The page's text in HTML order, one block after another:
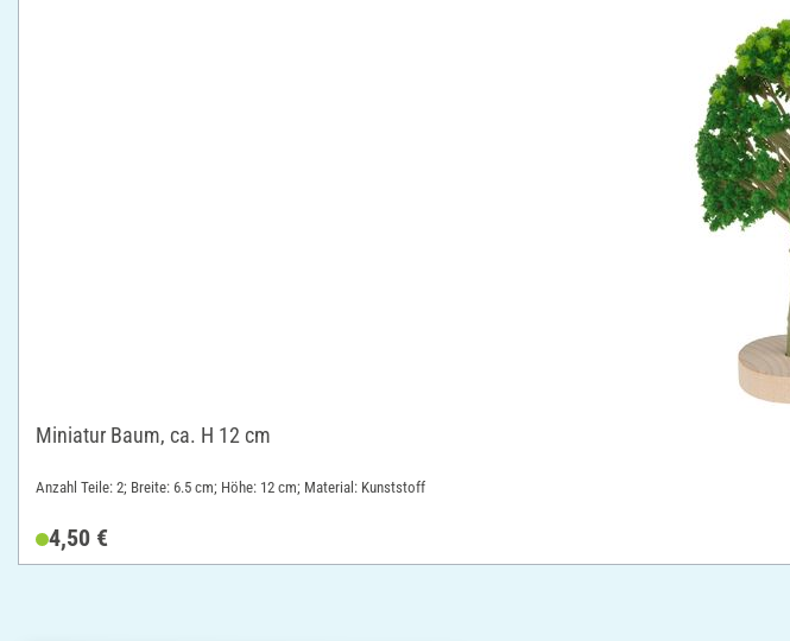
Miniatur Baum, ca. H 12 cm
Anzahl Teile: 2; Breite: 6.5 cm; Höhe: 12 cm; Material: Kunststoff
4,50 €